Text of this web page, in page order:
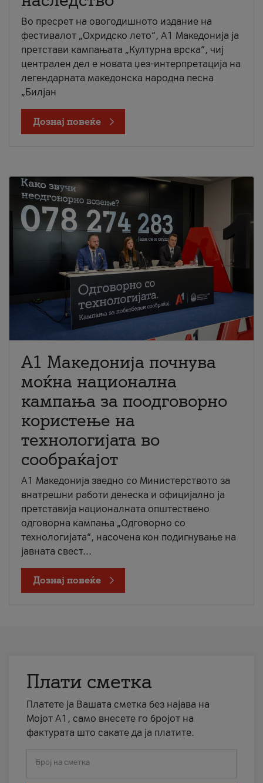
Во пресрет на овогодишното издание на
фестивалот „Охридско лето“, А1 Македонија ја
претстави кампањата „Културна врска“, чиј
централен дел е новата џез-интерпретација на
легендарната македонска народна песна
„Билјан
Дознај повеќе
A1 Македонија почнува
моќна национална
кампања за поодговорно
користење на
технологијата во
сообраќајот
A1 Македонија заедно со Министерството за
внатрешни работи денеска и официјално ја
претставија националната општествено
одговорна кампања „Одговорно со
технологијата“, насочена кон подигнување на
јавната свест...
Дознај повеќе
Плати сметка
Платете ја Вашата сметка без најава на
Мојот А1, само внесете го бројот на
фактурата што сакате да ја платите.
Број на сметка